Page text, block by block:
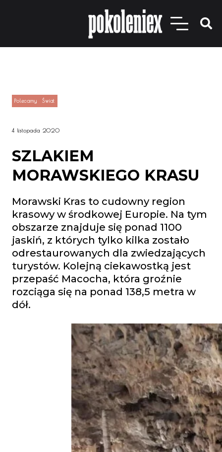
Polecamy Świat
4 listopada 2020
SZLAKIEM
MORAWSKIEGO KRASU
Morawski Kras to cudowny region
krasowy w środkowej Europie. Na tym
obszarze znajduje się ponad 1100
jaskiń, z których tylko kilka zostało
odrestaurowanych dla zwiedzających
turystów. Kolejną ciekawostką jest
przepaść Macocha, która groźnie
rozciąga się na ponad 138,5 metra w
dół.